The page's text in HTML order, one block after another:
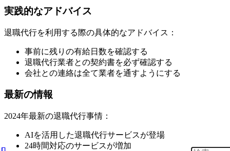
実践的なアドバイス
退職代行を利用する際の具体的なアドバイス：
事前に残りの有給日数を確認する
退職代行業者との契約書を必ず確認する
会社との連絡は全て業者を通すようにする
最新の情報
2024年最新の退職代行事情：
AIを活用した退職代行サービスが登場
24時間対応のサービスが増加